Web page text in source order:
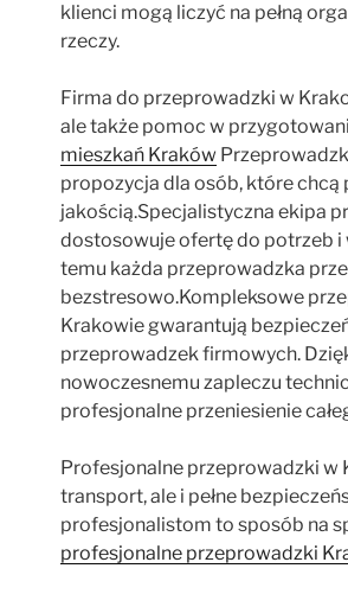
klienci mogą liczyć na pełną
rzeczy.
Firma do przeprowadzki w
ale także pomoc w
mieszkań Kraków
propozycja dla osób, które chcą
jakością.Specjalistyczna ekipa
dostosowuje ofertę do potrzeb i
temu każda przeprowadzka
bezstresowo.Kompleksowe
Krakowie gwarantują
przeprowadzek firmowych.
nowoczesnemu zapleczu
profesjonalne przeniesienie
Profesjonalne przeprowadzki w
transport, ale i pełne
profesjonalistom to sposób na
profesjonalne przeprowadzki